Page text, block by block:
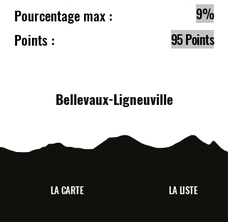
Pourcentage max :
Points :
9%
95 Points
Bellevaux-Ligneuville
LA CARTE LA LISTE